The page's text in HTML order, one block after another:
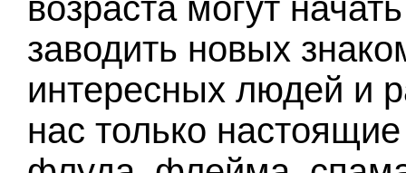
возраста могут
заводить новых
интересных людей и
нас только